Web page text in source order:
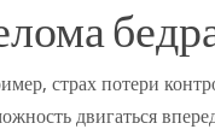
страх потери
двигаться